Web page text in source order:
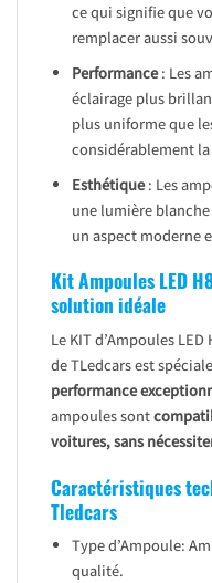
ce qui signifie que
remplacer aussi
Performance: Les
éclairage plus
plus uniforme que
considérablement
Esthétique: Les
une lumière
un aspect moderne
Kit Ampoules LED
solution idéale
Le KIT d’Ampoules LED
de TLedcars est
performance
ampoules sont
voitures, sans
Caractéristiques
Tledcars
Type d’Ampoule:
qualité.